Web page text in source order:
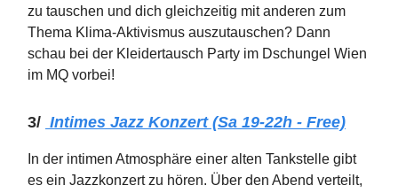
zu tauschen und dich gleichzeitig mit anderen zum
Thema Klima-Aktivismus auszutauschen? Dann
schau bei der Kleidertausch Party im Dschungel Wien
im MQ vorbei!
3/ Intimes Jazz Konzert (Sa 19-22h - Free)
In der intimen Atmosphäre einer alten Tankstelle gibt
es ein Jazzkonzert zu hören. Über den Abend verteilt,